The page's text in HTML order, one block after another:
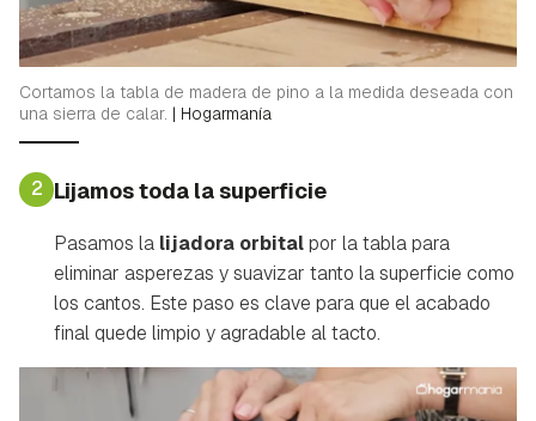
Cortamos la tabla de madera de pino a la medida deseada con
una sierra de calar. | Hogarmanía
2 Lijamos toda la superficie
Pasamos la lijadora orbitalpor la tabla para
eliminar asperezas y suavizar tanto la superficie como
los cantos. Este paso es clave para que el acabado
final quede limpio y agradable al tacto.